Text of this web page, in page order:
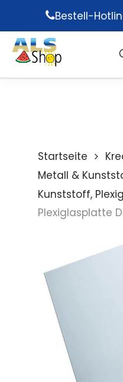
main
content
Bestell-
Startseite
Metall &
Kunststoff,
Plexiglasplatte